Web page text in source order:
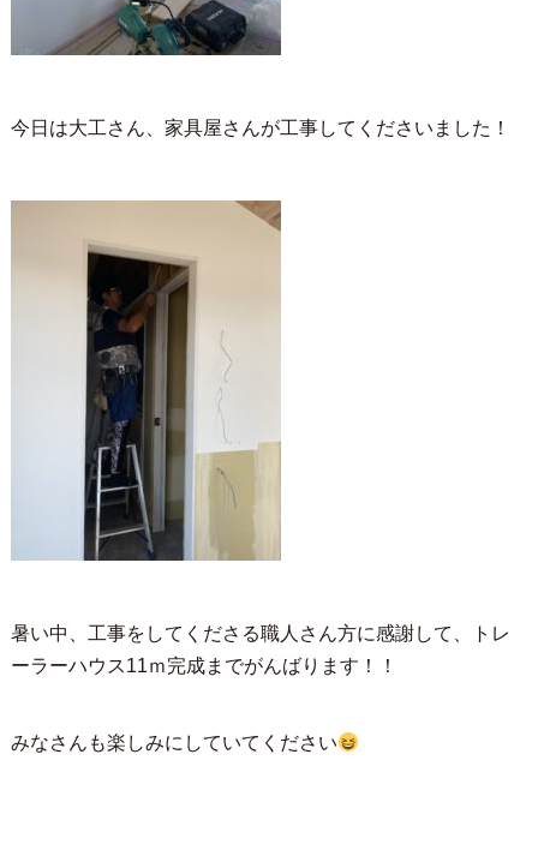
今日は大工さん、家具屋さんが工事してくださいました！
暑い中、工事をしてくださる職人さん方に感謝して、トレ
ーラーハウス11ｍ完成までがんばります！！
みなさんも楽しみにしていてください